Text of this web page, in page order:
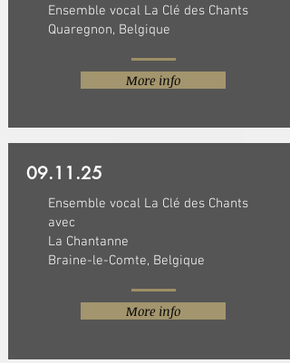
Ensemble vocal La Clé des Chants
Quaregnon, Belgique
More info
09.11.25
Ensemble vocal La Clé des Chants
avec
La Chantanne
Braine-le-Comte, Belgique
More info